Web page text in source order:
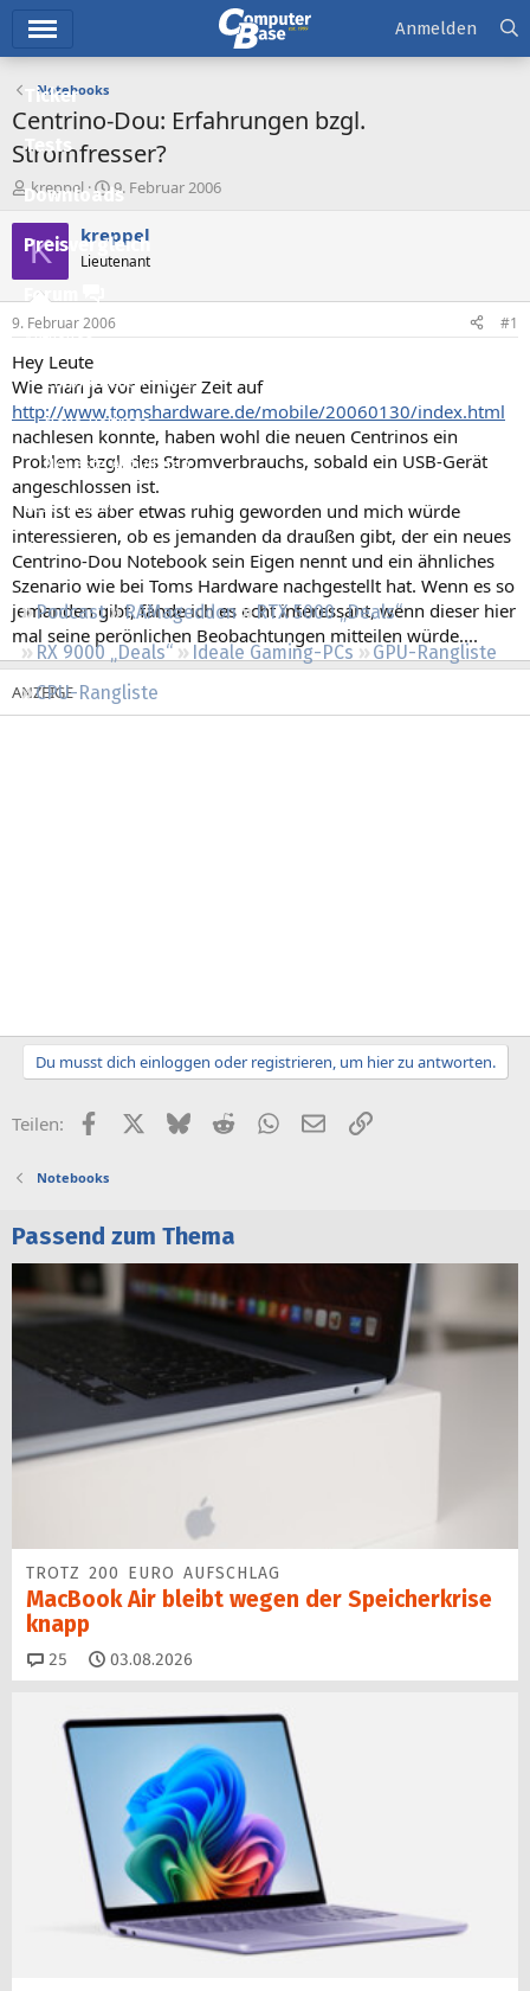
Ticker
Tests
Downloads
Preisvergleich
Forum
Aktuelles
Empfohlene Inhalte
Neue Beiträge
Neueste Aktivitäten
Leserartikel
Regeln
Podcast RAMageddon
RTX 5000 „Deals“
RX 9000 „Deals“
Ideale Gaming-PCs
GPU-Rangliste
CPU-Rangliste
Anmelden
Notebooks
Centrino-Dou: Erfahrungen bzgl.
Stromfresser?
E
r
s
t
l
e
r
kreppel
E
r
s
t
e
l
t
9. Februar 2006
K kreppel
Lieutenant
9. Februar 2006 #1
Hey Leute
Wie man ja vor einiger Zeit auf
http://www.tomshardware.de/mobile/20060130/index.html
nachlesen konnte, haben wohl die neuen Centrinos ein
Problem bzgl. des Stromverbrauchs, sobald ein USB-Gerät
angeschlossen ist.
Nun ist es aber etwas ruhig geworden und mich würde
interessieren, ob es jemanden da draußen gibt, der ein neues
Centrino-Dou Notebook sein Eigen nennt und ein ähnliches
Szenario wie bei Toms Hardware nachgestellt hat. Wenn es so
jemanden gibt, fände ich es echt interessant, wenn dieser hier
mal seine perönlichen Beobachtungen mitteilen würde....
Du musst dich einloggen oder registrieren, um hier zu antworten.
Teilen: FacebookX (Twitter)
BlueskyRedditWhatsApp
E-MailLink
Notebooks
Passend zum Thema
TROTZ 200 EURO AUFSCHLAG
MacBook Air bleibt wegen der Speicherkrise
knapp
25 Kommentare
03.08.2026